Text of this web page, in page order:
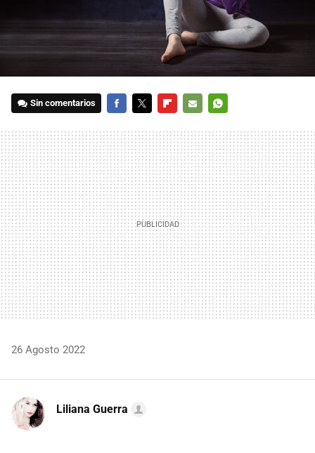
Sin comentarios
MAIL
26 Agosto 2022
Liliana Guerra